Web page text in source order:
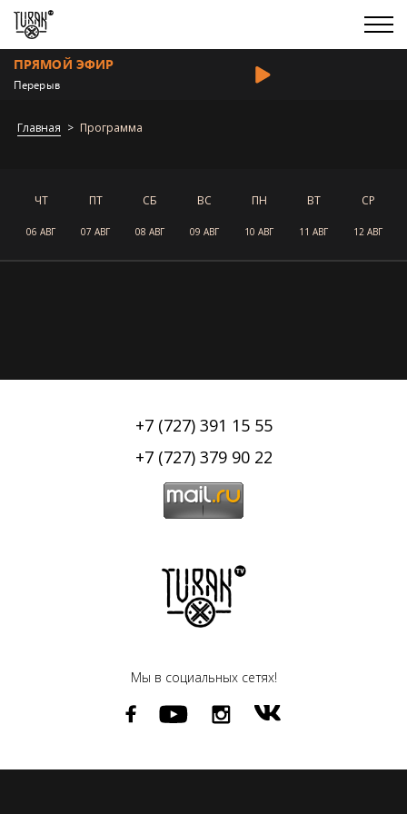
ПРЯМОЙ ЭФИР
Перерыв
Главная Программа
ЧТ
06 АВГ
ПТ
07 АВГ
СБ
08 АВГ
ВС
09 АВГ
ПН
10 АВГ
ВТ
11 АВГ
СР
12 АВГ
Мы в социальных сетях!
+7 (727) 391 15 55
+7 (727) 379 90 22